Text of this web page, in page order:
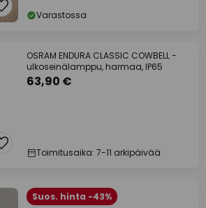
Varastossa
OSRAM ENDURA CLASSIC COWBELL -
ulkoseinälamppu, harmaa, IP65
63,90 €
Toimitusaika: 7-11 arkipäivää
Suos. hinta -43%